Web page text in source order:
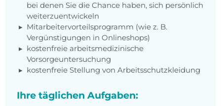
bei denen Sie die Chance haben, sich persönlich
weiterzuentwickeln
Mitarbeitervorteilsprogramm (wie z. B.
Vergünstigungen in Onlineshops)
kostenfreie arbeitsmedizinische
Vorsorgeuntersuchung
kostenfreie Stellung von Arbeitsschutzkleidung
Ihre täglichen Aufgaben: